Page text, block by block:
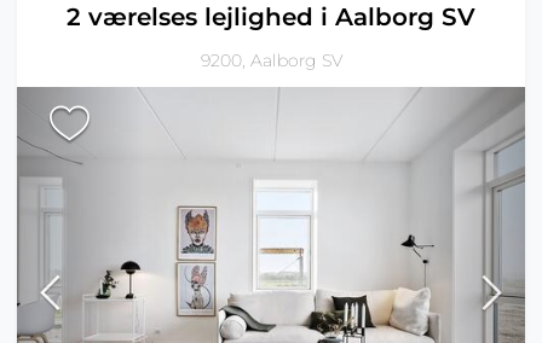
2 værelses lejlighed i Aalborg SV
9200, Aalborg SV